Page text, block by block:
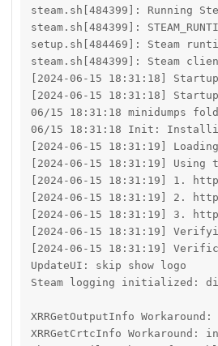
steam.sh[484399]: Running
steam.sh[484399]:
setup.sh[484469]: Steam
steam.sh[484399]: Steam
[2024-06-15 18:31:18]
[2024-06-15 18:31:18]
06/15 18:31:18 minidumps
06/15 18:31:18 Init:
[2024-06-15 18:31:19]
[2024-06-15 18:31:19]
[2024-06-15 18:31:19] 1.
[2024-06-15 18:31:19] 2.
[2024-06-15 18:31:19] 3.
[2024-06-15 18:31:19]
[2024-06-15 18:31:19]
UpdateUI: skip show logo
Steam logging initialized:
XRRGetOutputInfo
XRRGetCrtcInfo